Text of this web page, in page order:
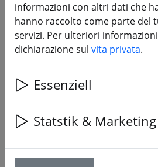
Vifly ShortSafer V2
XT30 XT60
informazioni con altri dati che
hanno raccolto come parte del
servizi. Per ulteriori
dichiarazione sul vita privata.
Essenziell
Statstik & Marketing